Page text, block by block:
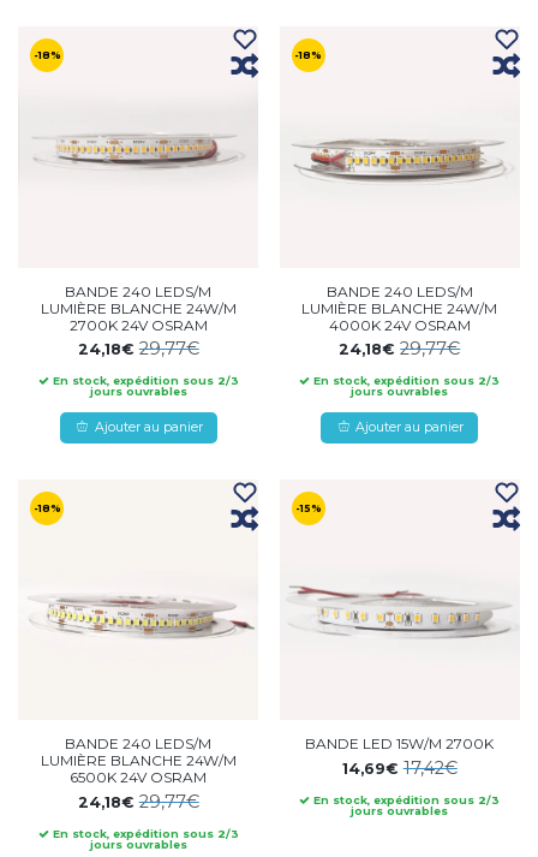
-18%
BANDE 240 LEDS/M
LUMIÈRE BLANCHE 24W/M
2700K 24V OSRAM
24,18€29,77€
En stock, expédition sous 2/3
jours ouvrables
Ajouter au panier
-18%
BANDE 240 LEDS/M
LUMIÈRE BLANCHE 24W/M
4000K 24V OSRAM
24,18€29,77€
En stock, expédition sous 2/3
jours ouvrables
Ajouter au panier
-18%
BANDE 240 LEDS/M
LUMIÈRE BLANCHE 24W/M
6500K 24V OSRAM
24,18€29,77€
En stock, expédition sous 2/3
jours ouvrables
-15%
BANDE LED 15W/M 2700K
14,69€17,42€
En stock, expédition sous 2/3
jours ouvrables